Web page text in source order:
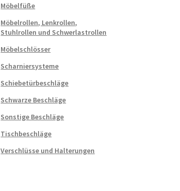
Möbelfüße
Möbelrollen, Lenkrollen,
Stuhlrollen und Schwerlastrollen
Möbelschlösser
Scharniersysteme
Schiebetürbeschläge
Schwarze Beschläge
Sonstige Beschläge
Tischbeschläge
Verschlüsse und Halterungen